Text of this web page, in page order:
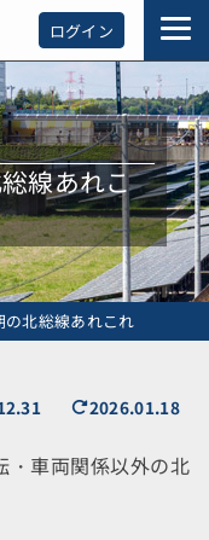
ログイン
線あれこ
北総線あれこれ
2026.01.18
・車両関係以外の北